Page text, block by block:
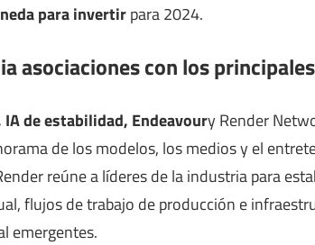
para invertirpara 2024.
asociaciones con los
IA de estabilidad, Endeavoury Render
de los modelos, los medios y el
reúne a líderes de la industria para
flujos de trabajo de producción e
emergentes.